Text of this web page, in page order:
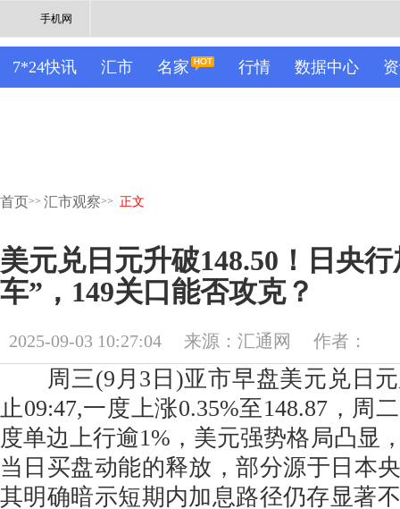
手机网
7*24快讯 汇市 名家 行情 数据中心
首页>> 汇市观察>> 正文
美元兑日元升破148.50！日央
车”，149关口能否攻克？
2025-09-03 10:27:04 来源：汇通网 作者：
周三(9月3日)亚市早盘美元兑日元
止09:47,一度上涨0.35%至148.87，周
度单边上行逾1%，美元强势格局凸显
当日买盘动能的释放，部分源于日
其明确暗示短期内加息路径仍存显著